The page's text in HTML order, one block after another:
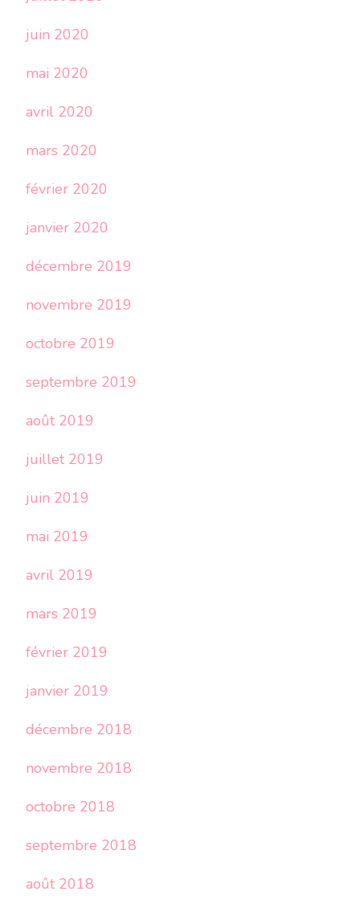
juin 2020
mai 2020
avril 2020
mars 2020
février 2020
janvier 2020
décembre 2019
novembre 2019
octobre 2019
septembre 2019
août 2019
juillet 2019
juin 2019
mai 2019
avril 2019
mars 2019
février 2019
janvier 2019
décembre 2018
novembre 2018
octobre 2018
septembre 2018
août 2018